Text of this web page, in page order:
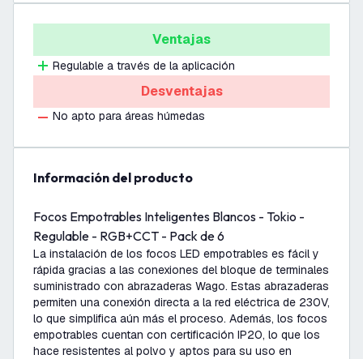
Ventajas
Regulable a través de la aplicación
Desventajas
No apto para áreas húmedas
información del producto
Focos Empotrables Inteligentes Blancos - Tokio -
Regulable - RGB+CCT - Pack de 6
La instalación de los focos LED empotrables es fácil y
rápida gracias a las conexiones del bloque de terminales
suministrado con abrazaderas Wago. Estas abrazaderas
permiten una conexión directa a la red eléctrica de 230V,
lo que simplifica aún más el proceso. Además, los focos
empotrables cuentan con certificación IP20, lo que los
hace resistentes al polvo y aptos para su uso en